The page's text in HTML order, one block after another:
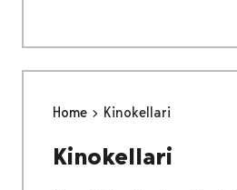
Home Kinokellari
Kinokellari